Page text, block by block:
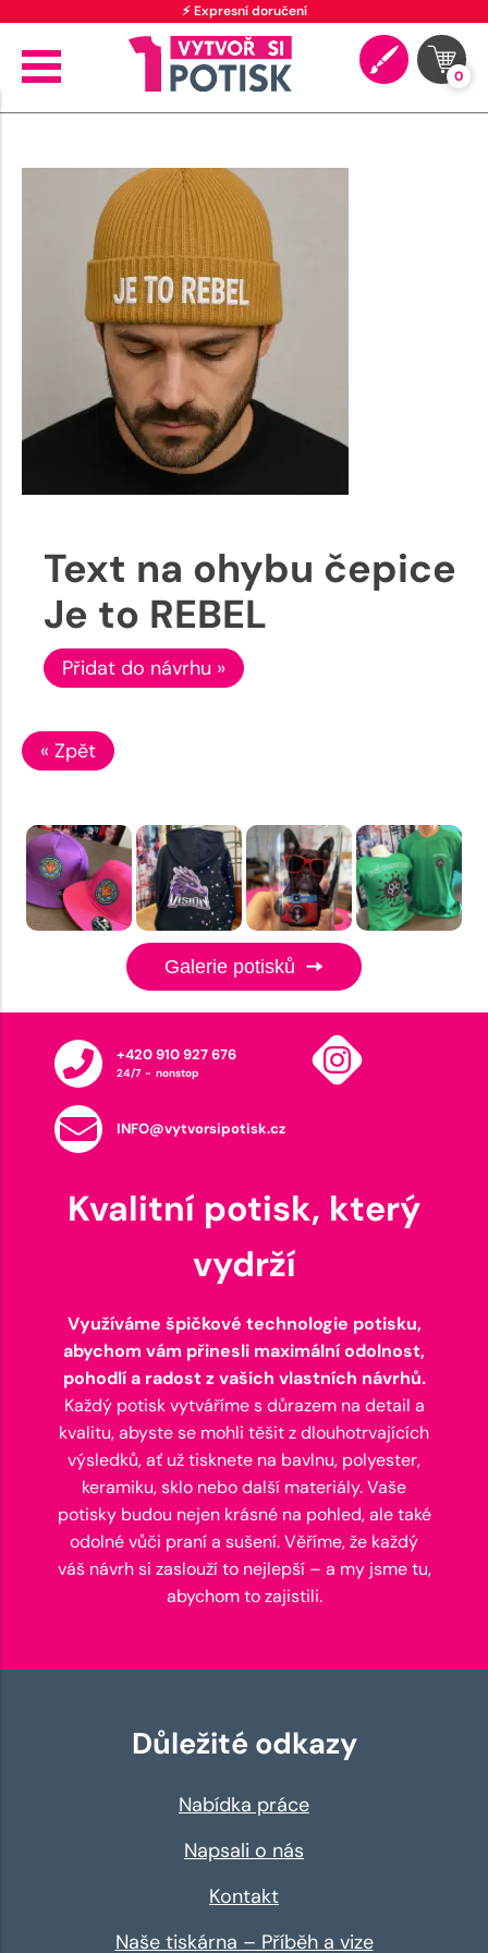
⚡ Expresní doručení
0
Text na ohybu čepice
Je to REBEL
Přidat do návrhu »
« Zpět
Galerie potisků
+420 910 927 676
24/7 - nonstop
INFO@vytvorsipotisk.cz
Kvalitní potisk, který
vydrží
Využíváme špičkové technologie potisku,
abychom vám přinesli maximální odolnost,
pohodlí a radost z vašich vlastních návrhů.
Každý potisk vytváříme s důrazem na detail a
kvalitu, abyste se mohli těšit z dlouhotrvajících
výsledků, ať už tisknete na bavlnu, polyester,
keramiku, sklo nebo další materiály. Vaše
potisky budou nejen krásné na pohled, ale také
odolné vůči praní a sušení. Věříme, že každý
váš návrh si zaslouží to nejlepší – a my jsme tu,
abychom to zajistili.
Důležité odkazy
Nabídka práce
Napsali o nás
Kontakt
Naše tiskárna – Příběh a vize